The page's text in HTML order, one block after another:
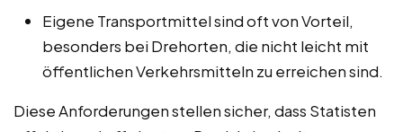
Eigene Transportmittel sind oft von Vorteil,
besonders bei Drehorten, die nicht leicht mit
öffentlichen Verkehrsmitteln zu erreichen sind.
Diese Anforderungen stellen sicher, dass Statisten